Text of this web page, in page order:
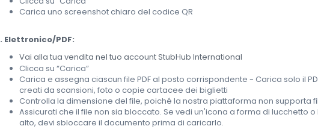
Carica uno screenshot chiaro del codice QR
Elettronico/PDF:
Vai alla tua vendita nel tuo account StubHub International
Clicca su “Carica”
Carica e assegna ciascun file PDF al posto corrispondente - Carica solo il
creati da scansioni, foto o copie cartacee dei biglietti
Controlla la dimensione del file, poiché la nostra piattaforma non supporta
Assicurati che il file non sia bloccato. Se vedi un'icona a forma di lucchetto
alto, devi sbloccare il documento prima di caricarlo.